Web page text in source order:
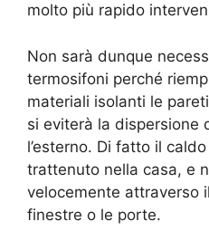
molto più rapido
Non sarà dunque
termosifoni perché
materiali isolanti le
si eviterà la dispersione
l’esterno. Di fatto il
trattenuto nella casa, e
velocemente attraverso
finestre o le porte.